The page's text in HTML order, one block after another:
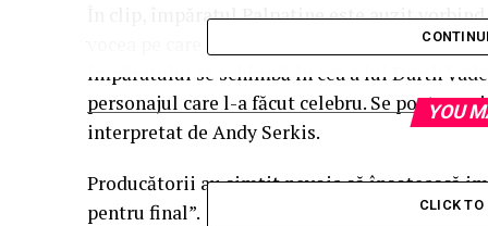
În clip, împăratul Palpatine este auzit
vocea pe care a auzit-o în cap tot timpul.
împăratului se schimbă în cea a lui Darth
personajul care l-a făcut celebru. Se poate
interpretat de Andy Serkis.
Producătorii au simţit nevoia să însoţească
pentru final”.
YOU
CLICK